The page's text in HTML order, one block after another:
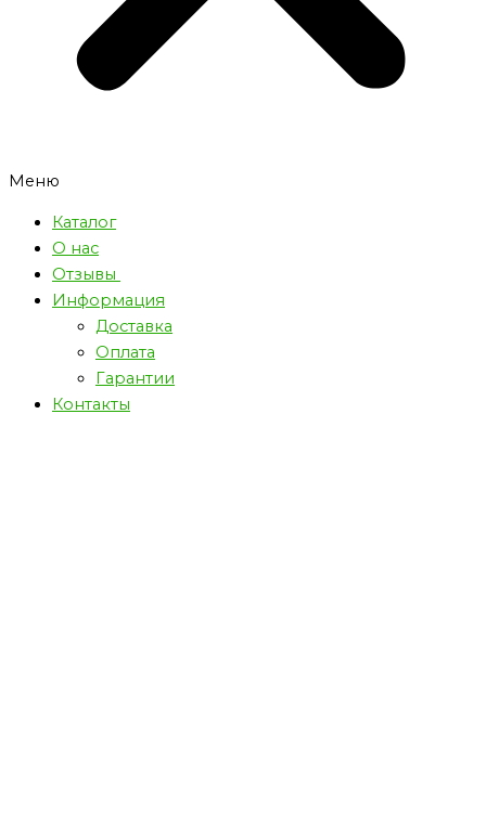
Меню
Каталог
О нас
Отзывы
Информация
Доставка
Оплата
Гарантии
Контакты